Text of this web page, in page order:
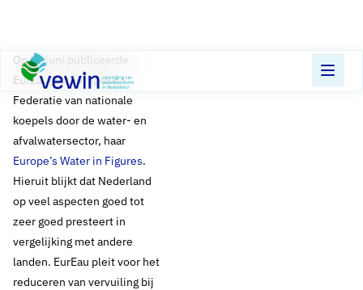
Direct naar content
Terug naar de startpagina
Op 23 juni publiceerde
EurEau, de Europese
Federatie van nationale
koepels door de water- en
afvalwatersector, haar
Europe’s Water in Figures.
Hieruit blijkt dat Nederland
op veel aspecten goed tot
zeer goed presteert in
vergelijking met andere
landen. EurEau pleit voor het
reduceren van vervuiling bij